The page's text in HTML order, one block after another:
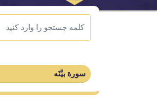
سورة بيِّنَه